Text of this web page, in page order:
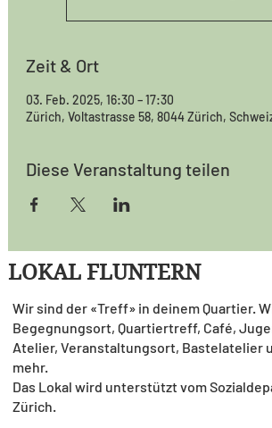
Zeit & Ort
03. Feb. 2025, 16:30 – 17:30
Zürich, Voltastrasse 58, 8044 Zürich,
Diese Veranstaltung teilen
LOKAL FLUNTERN
Wir sind der «Treff» in deinem Quartier.
Begegnungsort, Quartiertreff, Café,
Atelier, Veranstaltungsort, Bastelatelier
mehr.
Das Lokal wird unterstützt vom
Zürich.